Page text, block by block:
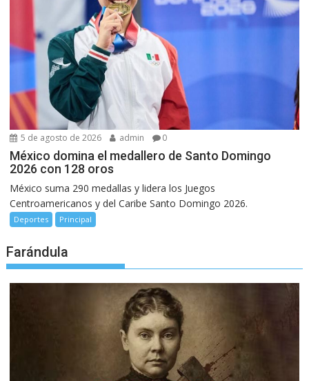
5 de agosto de 2026 admin 0
México domina el medallero de Santo Domingo
2026 con 128 oros
México suma 290 medallas y lidera los Juegos
Centroamericanos y del Caribe Santo Domingo 2026.
Deportes Principal
Farándula